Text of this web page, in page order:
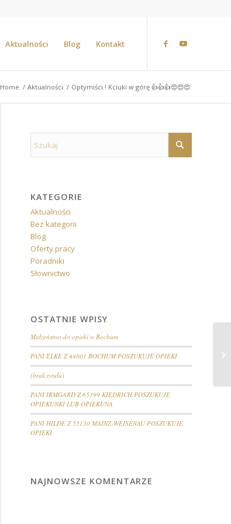
Aktualności Blog Kontakt
Home / Aktualności / Optymiści ! Kciuki w górę 👍👍👍😍😍😍
KATEGORIE
Aktualności
Bez kategorii
Blog
Oferty pracy
Poradniki
Słownictwo
OSTATNIE WPISY
Małżeństwo do opieki w Bochum
PANI ELKE Z 44801 BOCHUM POSZUKUJE OPIEKI
(brak tytułu)
PANI IRMGARD Z 65399 KIEDRICH POSZUKUJE
OPIEKUNKI LUB OPIEKUNA
PANI HILDE Z 55130 MAINZ-WEISENAU POSZUKUJE
OPIEKI
NAJNOWSZE KOMENTARZE